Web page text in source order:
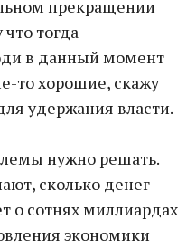
прекращении
тогда
в данный момент
то хорошие, скажу
удержания власти.
нужно решать.
сколько денег
о сотнях миллиардах
экономики